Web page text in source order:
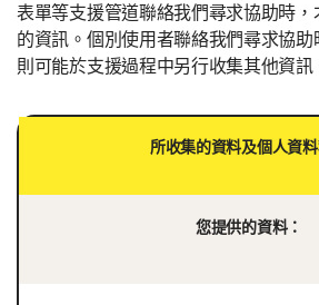
表單等支援管道聯絡我們尋求協助時
的資訊。個別使用者聯絡我們尋求協助
則可能於支援過程中另行收集其他資訊
所收集的資料及個人資
您提供的資料：